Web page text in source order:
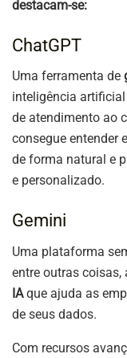
destacam-se:
ChatGPT
Uma ferramenta de
inteligência
de atendimento ao
consegue entender
de forma natural e
e personalizado.
Gemini
Uma plataforma
entre outras coisas,
IAque ajuda as
de seus dados.
Com recursos